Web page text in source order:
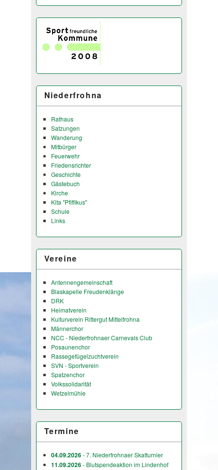
Niederfrohna
Rathaus
Satzungen
Wanderung
Mitbürger
Feuerwehr
Friedensrichter
Geschichte
Gästebuch
Kirche
Kita "Pfiffikus"
Schule
Links
Vereine
Antennengemeinschaft
Blaskapelle Freudenklänge
DRK
Heimatverein
Kulturverein Rittergut Mittelfrohna
Männerchor
NCC - Niederfrohnaer Carnevals Club
Posaunenchor
Rassegefügelzuchtverein
SVN - Sportverein
Spatzenchor
Volkssolidarität
Wetzelmühle
Termine
04.09.2026- 7. Niederfrohnaer Skatturnier
11.09.2026- Blutspendeaktion im Lindenhof